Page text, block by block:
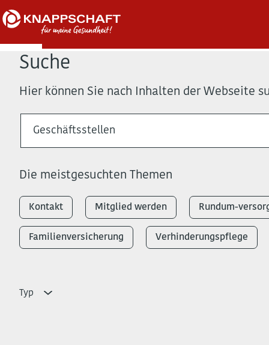
Suche
Hier können Sie nach Inhalten der Webseite
Die meistgesuchten Themen
Kontakt Mitglied werden Rundum-
Familienversicherung Verhinderungspflege
Typ